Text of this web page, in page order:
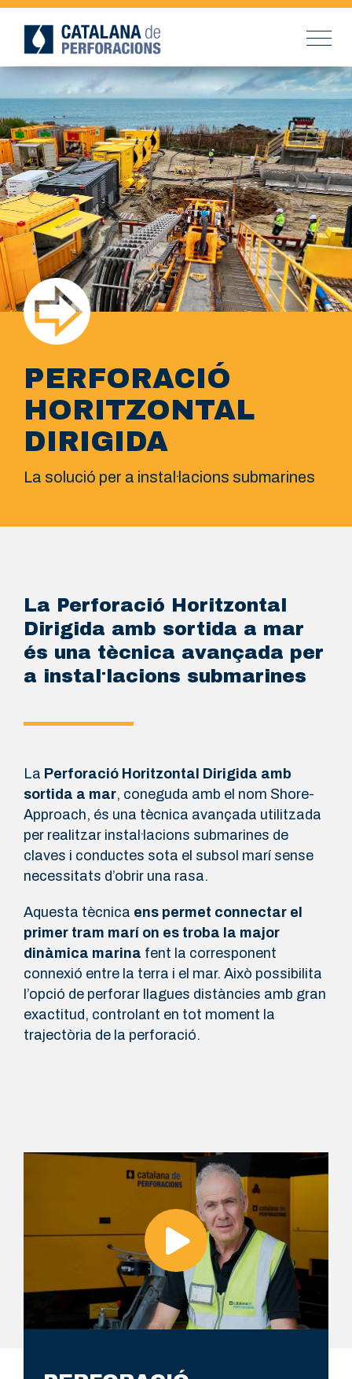
PERFORACIÓ
HORITZONTAL
DIRIGIDA
La solució per a instal·lacions submarines
La Perforació Horitzontal
Dirigida amb sortida a mar
és una tècnica avançada per
a instal·lacions submarines
La Perforació Horitzontal Dirigida amb
sortida a mar, coneguda amb el nom Shore-
Approach, és una tècnica avançada utilitzada
per realitzar instal·lacions submarines de
claves i conductes sota el subsol marí sense
necessitats d’obrir una rasa.
Aquesta tècnica ens permet connectar el
primer tram marí on es troba la major
dinàmica marina fent la corresponent
connexió entre la terra i el mar. Això possibilita
l’opció de perforar llagues distàncies amb gran
exactitud, controlant en tot moment la
trajectòria de la perforació.